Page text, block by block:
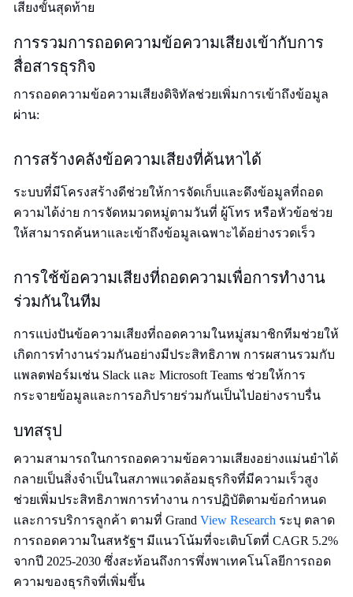
เสียงขั้นสุดท้าย
การรวมการถอดความข้อความเสียงเข้ากับการ
สื่อสารธุรกิจ
การถอดความข้อความเสียงดิจิทัลช่วยเพิ่มการเข้าถึงข้อมูล
ผ่าน:
การสร้างคลังข้อความเสียงที่ค้นหาได้
ระบบที่มีโครงสร้างดีช่วยให้การจัดเก็บและดึงข้อมูลที่ถอด
ความได้ง่าย การจัดหมวดหมู่ตามวันที่ ผู้โทร หรือหัวข้อช่วย
ให้สามารถค้นหาและเข้าถึงข้อมูลเฉพาะได้อย่างรวดเร็ว
การใช้ข้อความเสียงที่ถอดความเพื่อการทำงาน
ร่วมกันในทีม
การแบ่งปันข้อความเสียงที่ถอดความในหมู่สมาชิกทีมช่วยให้
เกิดการทำงานร่วมกันอย่างมีประสิทธิภาพ การผสานรวมกับ
แพลตฟอร์มเช่น Slack และ Microsoft Teams ช่วยให้การ
กระจายข้อมูลและการอภิปรายร่วมกันเป็นไปอย่างราบรื่น
บทสรุป
ความสามารถในการถอดความข้อความเสียงอย่างแม่นยำได้
กลายเป็นสิ่งจำเป็นในสภาพแวดล้อมธุรกิจที่มีความเร็วสูง
ช่วยเพิ่มประสิทธิภาพการทำงาน การปฏิบัติตามข้อกำหนด
และการบริการลูกค้า ตามที่ Grand View Research ระบุ ตลาด
การถอดความในสหรัฐฯ มีแนวโน้มที่จะเติบโตที่ CAGR 5.2%
จากปี 2025-2030 ซึ่งสะท้อนถึงการพึ่งพาเทคโนโลยีการถอด
ความของธุรกิจที่เพิ่มขึ้น